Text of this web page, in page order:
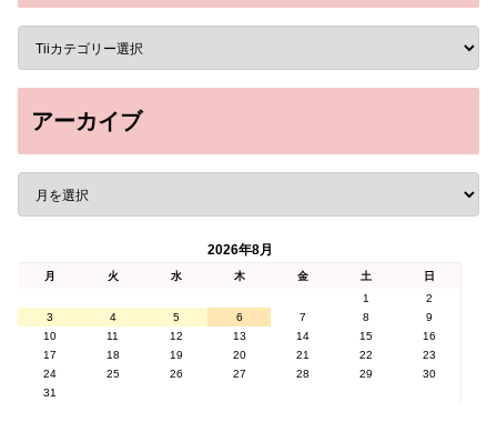
アーカイブ
2026年8月
月 火 水 木 金 土
日
1
2
3
4 5 6 7 8
9
10
11 12 13 14 15
16
17
18 19 20 21 22
23
24
25 26 27 28 29
30
31